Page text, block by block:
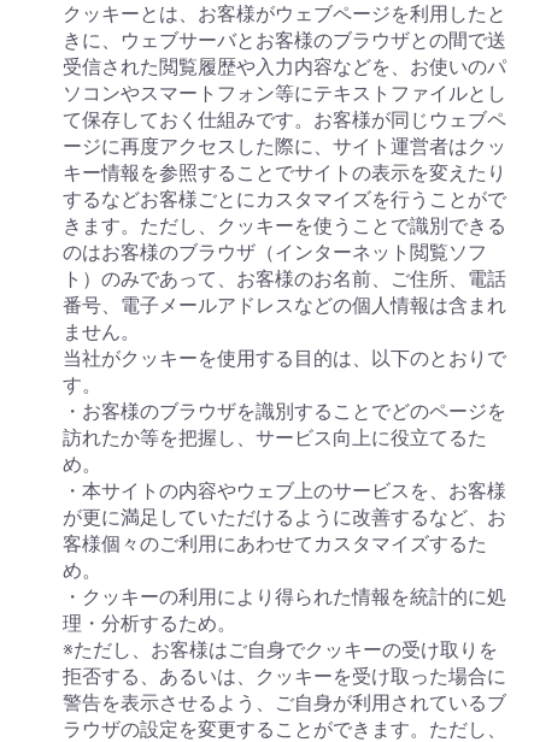
クッキーとは、お客様がウェブページを利用したと
きに、ウェブサーバとお客様のブラウザとの間で送
受信された閲覧履歴や入力内容などを、お使いのパ
ソコンやスマートフォン等にテキストファイルとし
て保存しておく仕組みです。お客様が同じウェブペ
ージに再度アクセスした際に、サイト運営者はクッ
キー情報を参照することでサイトの表示を変えたり
するなどお客様ごとにカスタマイズを行うことがで
きます。ただし、クッキーを使うことで識別できる
のはお客様のブラウザ（インターネット閲覧ソフ
ト）のみであって、お客様のお名前、ご住所、電話
番号、電子メールアドレスなどの個人情報は含まれ
ません。
当社がクッキーを使用する目的は、以下のとおりで
す。
・お客様のブラウザを識別することでどのページを
訪れたか等を把握し、サービス向上に役立てるた
め。
・本サイトの内容やウェブ上のサービスを、お客様
が更に満足していただけるように改善するなど、お
客様個々のご利用にあわせてカスタマイズするた
め。
・クッキーの利用により得られた情報を統計的に処
理・分析するため。
※ただし、お客様はご自身でクッキーの受け取りを
拒否する、あるいは、クッキーを受け取った場合に
警告を表示させるよう、ご自身が利用されているブ
ラウザの設定を変更することができます。ただし、